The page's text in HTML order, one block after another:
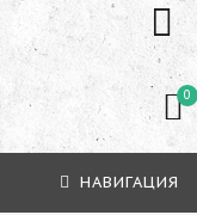
0
НАВИГАЦИЯ